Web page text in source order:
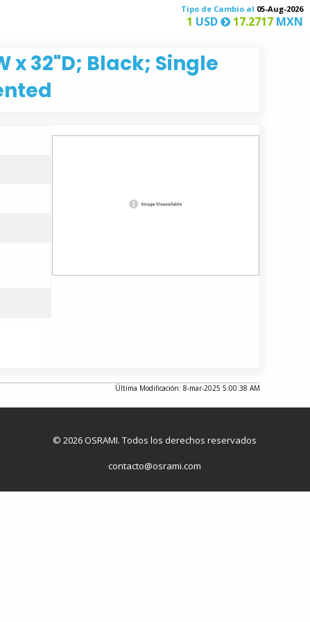
Tipo de Cambio al 05-Aug-2026
1 USD 17.2717 MXN
x 32"D; Black; Single
Última Modificación: 8-mar-2025 5:00:38 AM
© 2026 OSRAMI. Todos los derechos reservados
contacto@osrami.com